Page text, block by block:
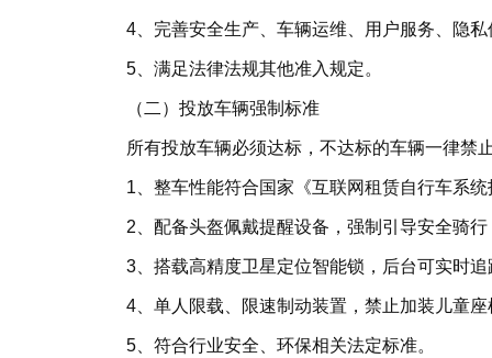
4、完善安全生产、车辆运维、用户服务、隐
5、满足法律法规其他准入规定。
（二）投放车辆强制标准
所有投放车辆必须达标，不达标的车辆一律禁
1、整车性能符合国家《互联网租赁自行车系
2、配备头盔佩戴提醒设备，强制引导安全骑行
3、搭载高精度卫星定位智能锁，后台可实时
4、单人限载、限速制动装置，禁止加装儿童
5、符合行业安全、环保相关法定标准。